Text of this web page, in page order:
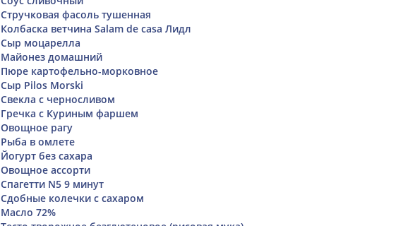
Стручковая фасоль тушенная
Колбаска ветчина Salam de casа Лидл
Сыр моцарелла
Майонез домашний
Пюре картофельно-морковное
Сыр Pilos Morski
Свекла с черносливом
Гречка с Куриным фаршем
Овощное рагу
Рыба в омлете
Йогурт без сахара
Овощное ассорти
Спагетти N5 9 минут
Сдобные колечки с сахаром
Масло 72%